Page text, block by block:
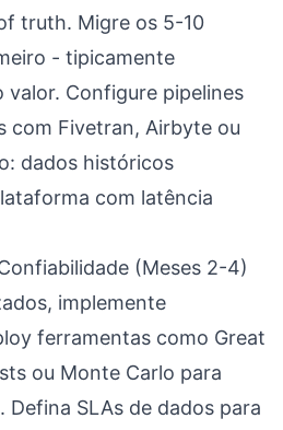
truth. Migre os 5-10
- tipicamente
valor. Configure pipelines
com Fivetran, Airbyte ou
dados históricos
com latência
(Meses 2-4)
implemente
ferramentas como Great
ou Monte Carlo para
SLAs de dados para